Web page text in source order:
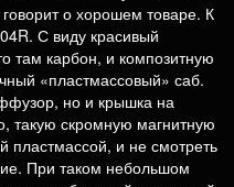
о хорошем товаре. К
С виду красивый
там карбон, и композитную
«пластмассовый» саб.
но и крышка на
такую скромную магнитную
пластмассой, и не смотреть
При таком небольшом